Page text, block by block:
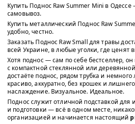
Купить Поднос Raw Summer Mini в
самовывоз.
Купить металлический Поднос Raw
удобно, честно.
Заказать Поднос Raw Small для травы
всей Украине, в любые уголки, где ценят
Хотя поднос — сам по себе бестселлер, он
с компактной стеклянной или
достаёте поднос, рядом трубка и
красиво, аккуратно, без крошек и
наслаждение. Визуальное. Идеальное.
Поднос служит отличной подставкой для
и подготовки — всё в одном месте,
организацией и начинается настоящий